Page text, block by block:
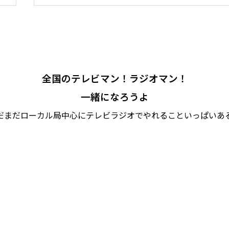
全国のテレビマン！ラジオマン！
一緒になろうよ
まだローカル局中心にテレビラジオでやれることいっぱいあ